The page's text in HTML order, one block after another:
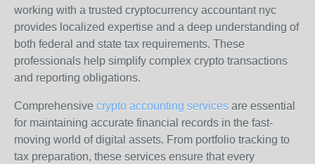
working with a trusted cryptocurrency accountant nyc
provides localized expertise and a deep understanding of
both federal and state tax requirements. These
professionals help simplify complex crypto transactions
and reporting obligations.
Comprehensive crypto accounting services are essential
for maintaining accurate financial records in the fast-
moving world of digital assets. From portfolio tracking to
tax preparation, these services ensure that every